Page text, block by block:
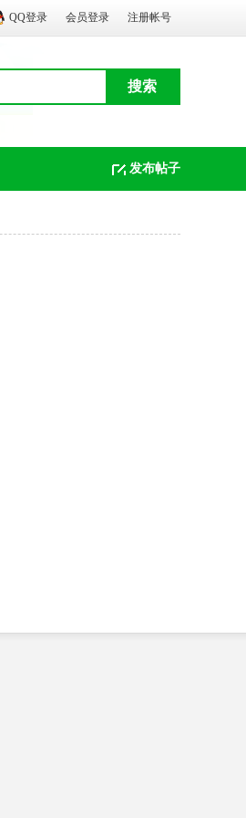
QQ登录 会员登录 注册帐号
搜索
发布帖子